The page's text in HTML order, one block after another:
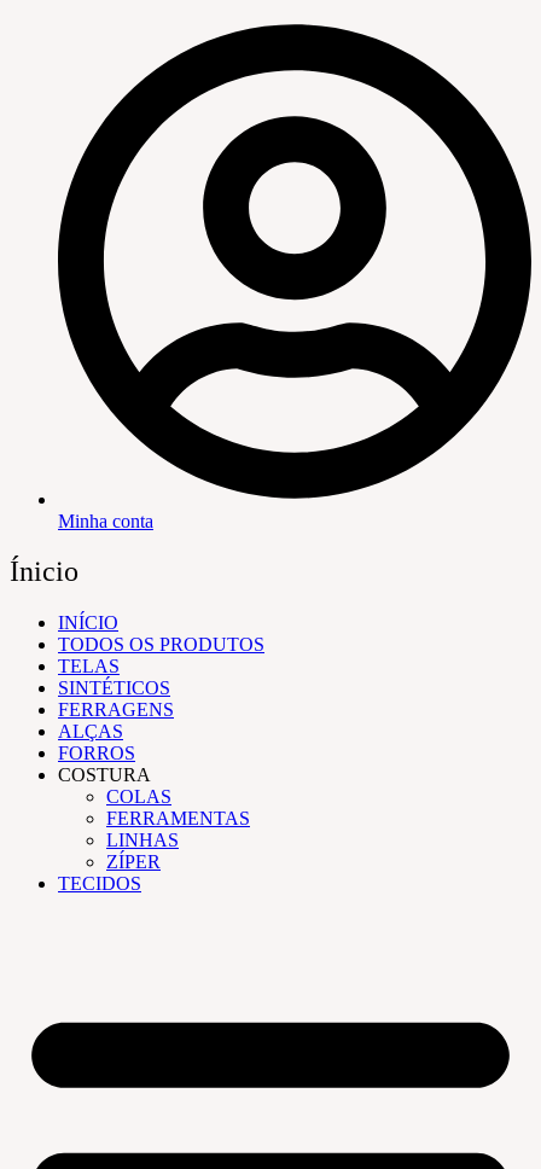
Minha conta
Ínicio
INÍCIO
TODOS OS PRODUTOS
TELAS
SINTÉTICOS
FERRAGENS
ALÇAS
FORROS
COSTURA
COLAS
FERRAMENTAS
LINHAS
ZÍPER
TECIDOS